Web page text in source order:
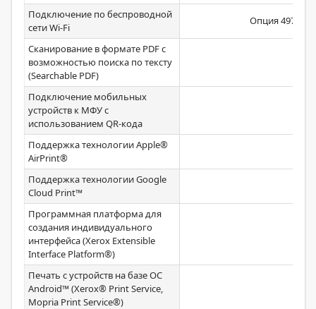
Подключение по беспроводной
сети Wi-Fi
Опция
Сканирование в формате PDF с
возможностью поиска по тексту
(Searchable PDF)
Подключение мобильных
устройств к МФУ с
использованием QR-кода
Поддержка технологии Apple®
AirPrint®
Поддержка технологии Google
Cloud Print™
Программная платформа для
создания индивидуального
интерфейса (Xerox Extensible
Interface Platform®)
Печать с устройств на базе ОС
Android™ (Xerox® Print Service,
Mopria Print Service®)